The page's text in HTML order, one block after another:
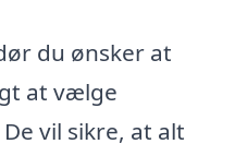
du ønsker at
at vælge
vil sikre, at alt